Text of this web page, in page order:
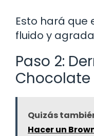
Esto hará que
fluido y
Paso 2:
Chocolate
Quizás
Hacer un